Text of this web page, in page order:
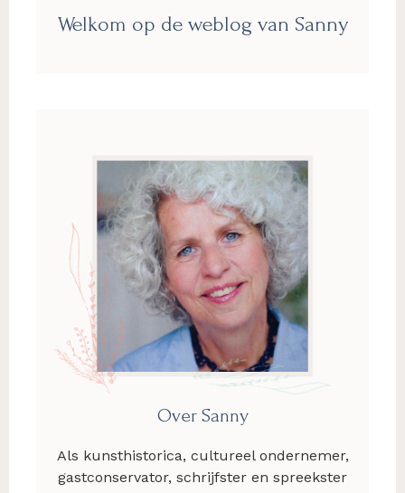
Sidebar
Welkom op de weblog van Sanny
Over Sanny
Als kunsthistorica, cultureel ondernemer,
gastconservator, schrijfster en spreekster